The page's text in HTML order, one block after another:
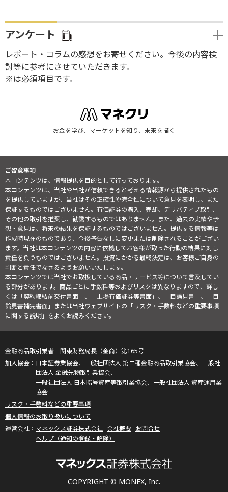
アンケート
レポート・コラムの感想をお寄せください。今後の内容検
討等に参考にさせていただきます。
※は必須項目です。
お金を学び、マーケットを知り、未来を描く
ご留意事項
本コンテンツは、情報提供を目的として行っております。
本コンテンツは、当社や当社が信頼できると考える情報源から提供されたもの
を提供していますが、当社はその正確性や完全性について意見を表明し、また
保証するものではございません。有価証券の購入、売却、デリバティブ取引、
その他の取引を推奨し、勧誘するものではありません。また、過去の実績や予
想・意見は、将来の結果を保証するものではございません。提供する情報等は
作成時現在のものであり、今後予告なしに変更または削除されることがござい
ます。当社は本コンテンツの内容に依拠してお客様が取った行動の結果に対し
責任を負うものではございません。投資にかかる最終決定は、お客様ご自身の
判断と責任でなさるようお願いいたします。
本コンテンツでは当社でお取扱している商品・サービス等について言及してい
る部分があります。商品ごとに手数料等およびリスクは異なりますので、詳し
くは「契約締結前交付書面」、「上場有価証券等書面」、「目論見書」、「目
論見書補完書面」または当社ウェブサイトの「リスク・手数料などの重要事項
に関する説明」をよくお読みください。
COPYRIGHT © MONEX, Inc.
金融商品取引業者 関東財務局長（金商）第165号
日本証券業協会、一般社団法人 第二種金融商品取引業協会、一般社
団法人 金融先物取引業協会、
一般社団法人 日本暗号資産等取引業協会、一般社団法人 資産運用業
協会
リスク・手数料などの重要事項
個人情報のお取り扱いについて
マネックス証券株式会社 会社概要 お問合せ
ヘルプ（通知の登録・解除）